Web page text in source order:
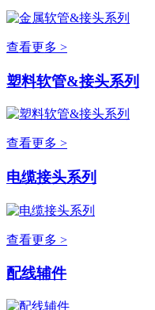
查看更多 >
塑料软管&接头系列
查看更多 >
电缆接头系列
查看更多 >
配线辅件